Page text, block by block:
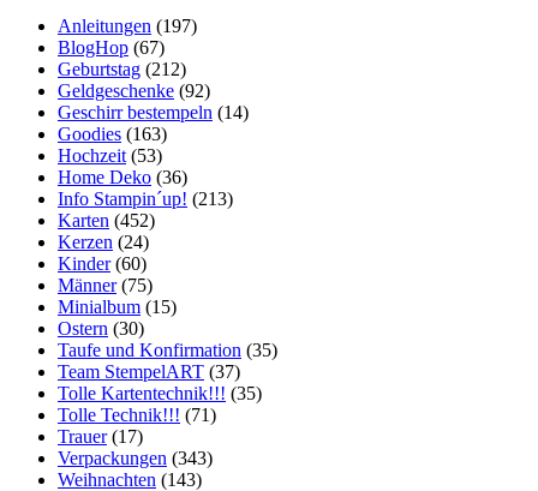
Anleitungen (197)
BlogHop (67)
Geburtstag (212)
Geldgeschenke (92)
Geschirr bestempeln (14)
Goodies (163)
Hochzeit (53)
Home Deko (36)
Info Stampin´up! (213)
Karten (452)
Kerzen (24)
Kinder(60)
Männer(75)
Minialbum (15)
Ostern (30)
Taufe und Konfirmation (35)
Team StempelART (37)
Tolle Kartentechnik!!! (35)
Tolle Technik!!! (71)
Trauer(17)
Verpackungen (343)
Weihnachten (143)